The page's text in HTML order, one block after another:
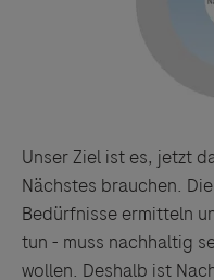
Unser Ziel ist es, jetzt
Nächstes brauchen.
Bedürfnisse ermitteln
tun - muss nachhaltig
wollen. Deshalb ist